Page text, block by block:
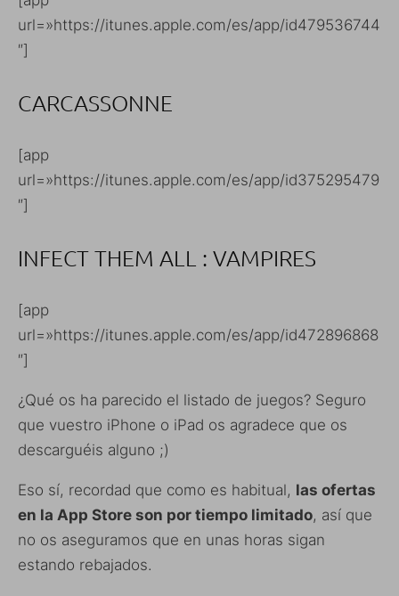
url=»https://itunes.apple.com/es/app/id479536744
″]
CARCASSONNE
[app
url=»https://itunes.apple.com/es/app/id375295479
″]
INFECT THEM ALL : VAMPIRES
[app
url=»https://itunes.apple.com/es/app/id472896868
″]
¿Qué os ha parecido el listado de juegos? Seguro
que vuestro iPhone o iPad os agradece que os
descarguéis alguno ;)
Eso sí, recordad que como es habitual, las ofertas
en la App Store son por tiempo limitado, así que
no os aseguramos que en unas horas sigan
estando rebajados.